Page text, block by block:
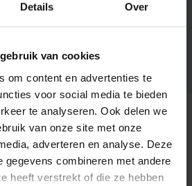
Details Over
van cookies
om content en advertenties te
voor social media te bieden
te analyseren. Ook delen we
van onze site met onze
adverteren en analyse. Deze
gegevens combineren met andere
heeft verstrekt of die ze hebben